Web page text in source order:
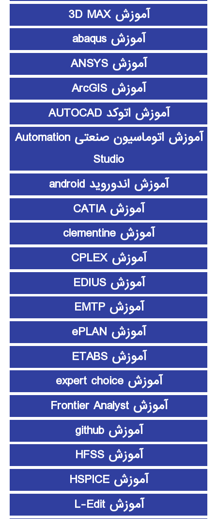
آموزش 3D MAX
آموزش abaqus
آموزش ANSYS
آموزش ArcGIS
آموزش اتوکد AUTOCAD
آموزش اتوماسیون صنعتی Automation
Studio
آموزش اندوروید android
آموزش CATIA
آموزش clementine
آموزش CPLEX
آموزش EDIUS
آموزش EMTP
آموزش ePLAN
آموزش ETABS
آموزش expert choice
آموزش Frontier Analyst
آموزش github
آموزش HFSS
آموزش HSPICE
آموزش L-Edit